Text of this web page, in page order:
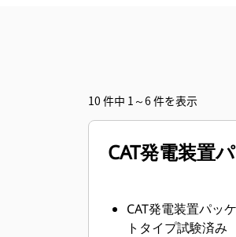
10 件中 1～6 件を表示
CAT発電装置
CAT発電装置パッ
トタイプ試験済み